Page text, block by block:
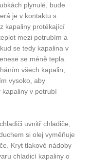
plynulé, bude
je v kontaktu s
kapaliny protékající
mezi potrubím a
se tedy kapalina v
se méně tepla.
všech kapalin,
vysoko, aby
kapaliny v potrubí
uvnitř chladiče,
si olej vyměňuje
Kryt tlakové nádoby
chladicí kapaliny o